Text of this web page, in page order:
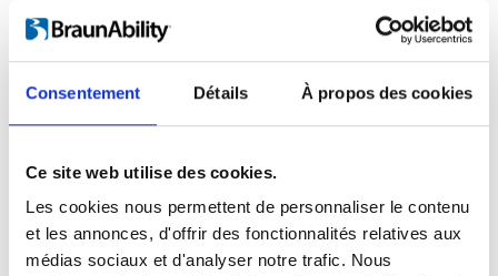
Consentement Détails À propos des cookies
Ce site web utilise des cookies.
Les cookies nous permettent de personnaliser le contenu
et les annonces, d'offrir des fonctionnalités relatives aux
médias sociaux et d'analyser notre trafic. Nous